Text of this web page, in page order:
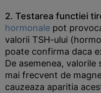
2. Testarea functiei
hormonale pot
valorii TSH-ului
poate confirma daca
De asemenea,
mai frecvent de
cauzeaza aparitia